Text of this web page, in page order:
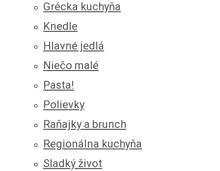
Grécka kuchyňa
Knedle
Hlavné jedlá
Niečo malé
Pasta!
Polievky
Raňajky a brunch
Regionálna kuchyňa
Sladký život